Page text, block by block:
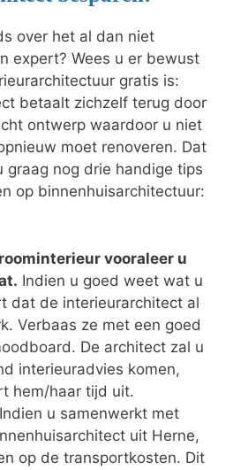
over het al dan niet
expert? Wees u er bewust
gratis is:
betaalt zichzelf terug door
ontwerp waardoor u niet
moet renoveren. Dat
graag nog drie handige tips
op binnenhuisarchitectuur:
vooraleer u
Indien u goed weet wat u
dat de interieurarchitect al
Verbaas ze met een goed
De architect zal u
interieuradvies komen,
hem/haar tijd uit.
Indien u samenwerkt met
uit Herne,
op de transportkosten. Dit